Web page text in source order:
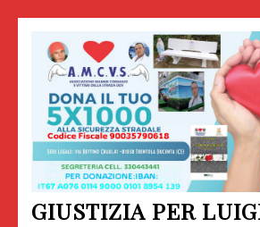
contenuto
(premi
invio)
GIUSTIZIA PER